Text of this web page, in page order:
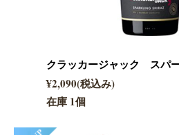
クラッカージャック スパ
¥2,090(税込み)
在庫 1個